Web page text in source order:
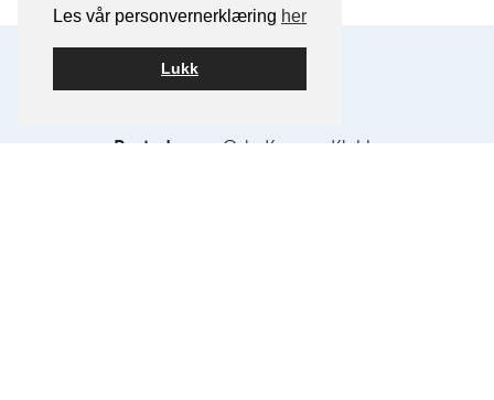
Les vår personvernerklæring her
Lukk
Postadresse:
Oslo Kamera Klubb,